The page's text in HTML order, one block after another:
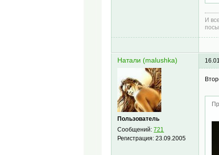
И
Натали (malushka)
Пользователь
Сообщений:721
Регистрация:23.09.2005